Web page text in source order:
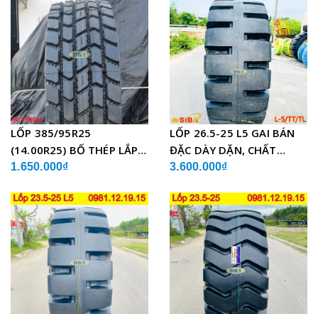
LỐP 385/95R25
(14.00R25) BỐ THÉP LẮP
XE CẨU
1.650.000₫
LỐP 26.5-25 L5 GAI BÁN
ĐẶC DÀY DẶN, CHẤT
LƯỢNG
3.600.000₫